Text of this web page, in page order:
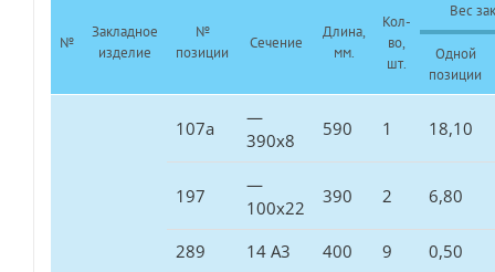
№
Закладное
изделие
№
позиции
Сечение
Длина,
мм.
Кол-
во,
шт.
Вес
Одной
позиции
107а
—
390х8
590 1 18,10
197
—
100х22
390 2 6,80
289 14 А3 400 9
0,50